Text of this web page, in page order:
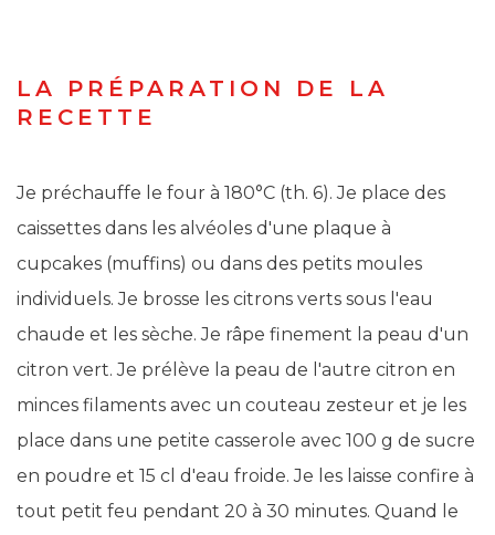
LA PRÉPARATION DE LA
RECETTE
Je préchauffe le four à 180°C (th. 6). Je place des
caissettes dans les alvéoles d'une plaque à
cupcakes (muffins) ou dans des petits moules
individuels. Je brosse les citrons verts sous l'eau
chaude et les sèche. Je râpe finement la peau d'un
citron vert. Je prélève la peau de l'autre citron en
minces filaments avec un couteau zesteur et je les
place dans une petite casserole avec 100 g de sucre
en poudre et 15 cl d'eau froide. Je les laisse confire à
tout petit feu pendant 20 à 30 minutes. Quand le